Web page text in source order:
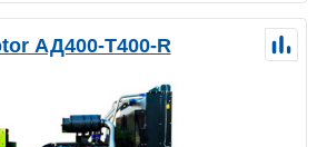
АД400-Т400-R